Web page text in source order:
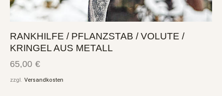
RANKHILFE / PFLANZSTAB / VOLUTE /
KRINGEL AUS METALL
65,00 €
zzgl. Versandkosten